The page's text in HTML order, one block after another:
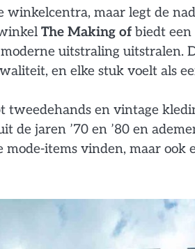
winkelcentra, maar legt de
The Making of biedt
uitstraling uitstralen.
en elke stuk voelt als
tweedehands en vintage
de jaren ’70 en ’80 en
items vinden, maar ook